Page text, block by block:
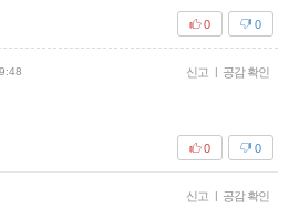
0
0
신고 | 공감 확인
0
0
신고 | 공감 확인